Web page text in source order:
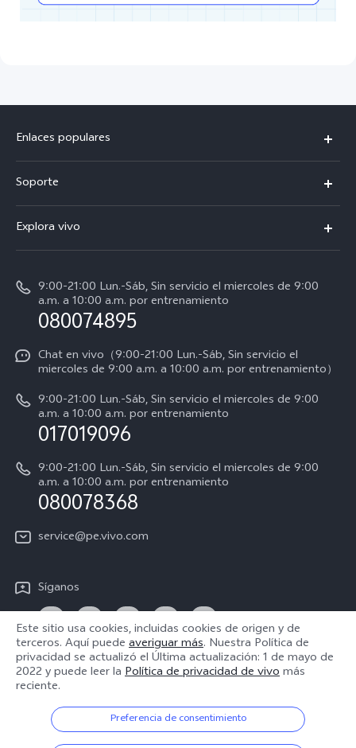
Enlaces populares
V60 Lite 5G
Y39 5G
Soporte
Centro de servicio
Autenticación de IMEI
Consulta el Precio de los Repuestos
Manual del usuario
Progreso de la reparación
Instrucciones de la garantía de vivo
Declaración de privacidad de vivo
Explora vivo
La vida en vivo
Avisos legales
Acerca de nosotros
Sostenibilidad
Centro de privacidad de vivo
9:00-21:00 Lun.-Sáb, Sin servicio el miercoles de 9:00
a.m. a 10:00 a.m. por entrenamiento
080074895
Chat en vivo（9:00-21:00 Lun.-Sáb, Sin servicio el
miercoles de 9:00 a.m. a 10:00 a.m. por entrenamiento）
9:00-21:00 Lun.-Sáb, Sin servicio el miercoles de 9:00
a.m. a 10:00 a.m. por entrenamiento
017019096
9:00-21:00 Lun.-Sáb, Sin servicio el miercoles de 9:00
a.m. a 10:00 a.m. por entrenamiento
080078368
service@pe.vivo.com
Síganos
Perú | Seleccione país/región
© 2026 vivo Mobile Communication Co., Ltd. Todos los derechos
Este sitio usa cookies, incluidas cookies de origen y de
terceros. Aquí puede averiguar más. Nuestra Política de
privacidad se actualizó el Última actualización: 1 de mayo de
2022 y puede leer la Política de privacidad de vivomás
reciente.
Preferencia de consentimiento